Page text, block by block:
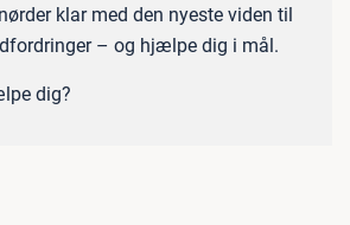
klar med den nyeste viden til
– og hjælpe dig i mål.
dig?